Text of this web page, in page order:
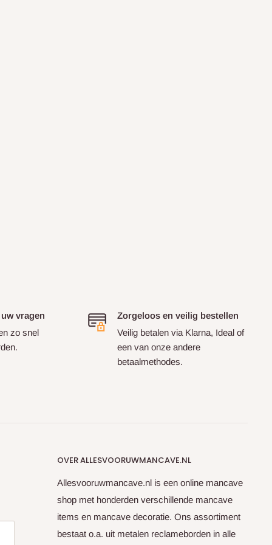
vragen
zo snel
Zorgeloos en veilig bestellen
Veilig betalen via Klarna, Ideal of
een van onze andere
betaalmethodes.
OVER ALLESVOORUWMANCAVE.NL
Allesvooruwmancave.nl is een online mancave
shop met honderden verschillende mancave
items en mancave decoratie. Ons assortiment
bestaat o.a. uit metalen reclameborden in alle